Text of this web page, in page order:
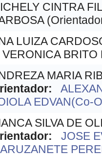
CINTRA
LUIZA
BRITO
MARIA
EDVAN(Co-
SILVA DE
JOSE